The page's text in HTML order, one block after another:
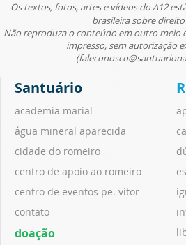
Os textos, fotos, artes e vídeos do A12
brasileira sobre
Não reproduza o conteúdo em outro meio
impresso, sem autorização
Santuário
academia marial
água mineral aparecida
cidade do romeiro
centro de apoio ao romeiro
centro de eventos pe. vitor
contato
doação